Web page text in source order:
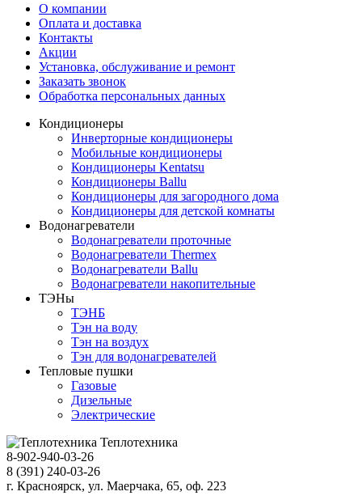
О компании
Оплата и доставка
Контакты
Акции
Установка, обслуживание и ремонт
Заказать звонок
Обработка персональных данных
Кондиционеры
Инверторные кондиционеры
Мобильные кондиционеры
Кондиционеры Kentatsu
Кондиционеры Ballu
Кондиционеры для загородного дома
Кондиционеры для детской комнаты
Водонагреватели
Водонагреватели проточные
Водонагреватели Thermex
Водонагреватели Ballu
Водонагреватели накопительные
ТЭНы
ТЭНБ
Тэн на воду
Тэн на воздух
Тэн для водонагревателей
Тепловые пушки
Газовые
Дизельные
Электрические
Теплотехника
8-902-940-03-26
8 (391) 240-03-26
г. Красноярск, ул. Маерчака, 65, оф. 223